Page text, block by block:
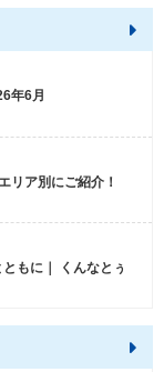
年6月
リア別にご紹介！
もに｜ くんなとぅ